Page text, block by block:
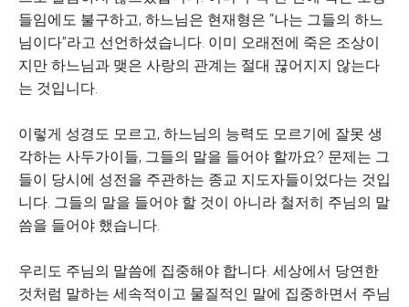
들임에도 불구하고, 하느님은 현재형은 “나는 그들의 하느
님이다”라고 선언하셨습니다. 이미 오래전에 죽은 조상이
지만 하느님과 맺은 사랑의 관계는 절대 끊어지지 않는다
는 것입니다.
이렇게 성경도 모르고, 하느님의 능력도 모르기에 잘못 생
각하는 사두가이들, 그들의 말을 들어야 할까요? 문제는 그
들이 당시에 성전을 주관하는 종교 지도자들이었다는 것입
니다. 그들의 말을 들어야 할 것이 아니라 철저히 주님의 말
씀을 들어야 했습니다.
우리도 주님의 말씀에 집중해야 합니다. 세상에서 당연한
것처럼 말하는 세속적이고 물질적인 말에 집중하면서 주님